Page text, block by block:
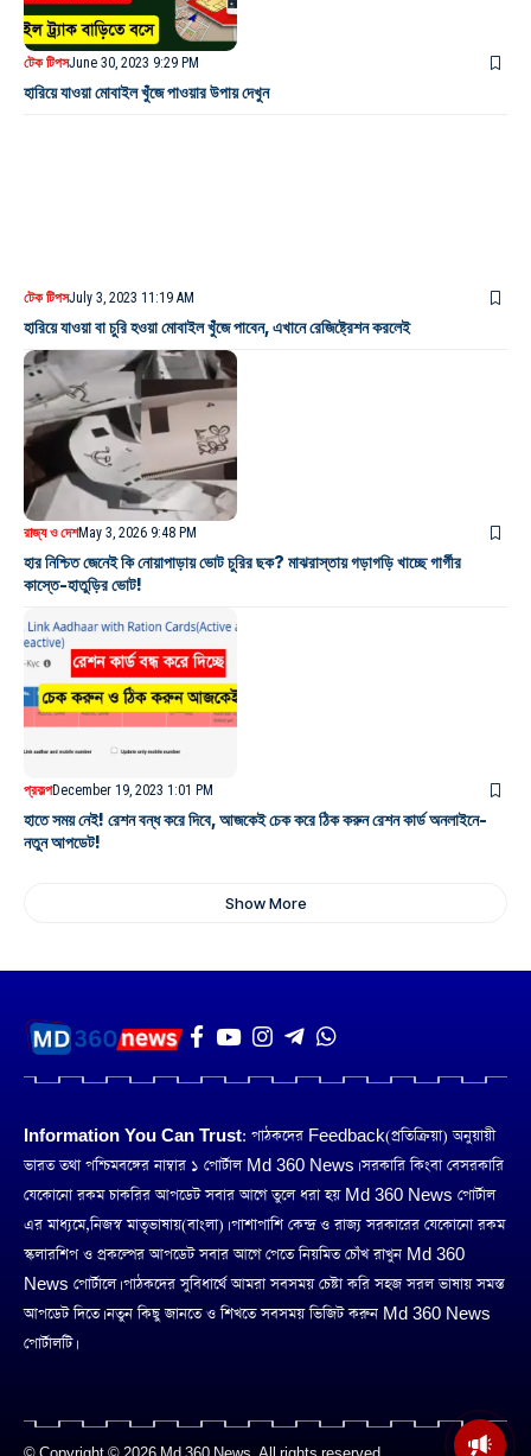
টেক টিপসJune 30, 2023 9:29 PM
হারিয়ে যাওয়া মোবাইল খুঁজে পাওয়ার উপায় দেখুন
টেক টিপসJuly 3, 2023 11:19 AM
হারিয়ে যাওয়া বা চুরি হওয়া মোবাইল খুঁজে পাবেন, এখানে রেজিষ্ট্রেশন করলেই
রাজ্য ও দেশMay 3, 2026 9:48 PM
হার নিশ্চিত জেনেই কি নোয়াপাড়ায় ভোট চুরির ছক? মাঝরাস্তায় গড়াগড়ি খাচ্ছে গার্গীর
কাস্তে-হাতুড়ির ভোট!
প্রকল্পDecember 19, 2023 1:01 PM
হাতে সময় নেই! রেশন বন্ধ করে দিবে, আজকেই চেক করে ঠিক করুন রেশন কার্ড অনলাইনে-
নতুন আপডেট!
Show More
Information You Can Trust: পাঠকদের Feedback(প্রতিক্রিয়া) অনুয়ায়ী
ভারত তথা পশ্চিমবঙ্গের নাম্বার ১ পোর্টাল Md 360 News। সরকারি কিংবা বেসরকারি
যেকোনো রকম চাকরির আপডেট সবার আগে তুলে ধরা হয় Md 360 News পোর্টাল
এর মাধ্যমে,নিজস্ব মাতৃভাষায়(বাংলা)। পাশাপাশি কেন্দ্র ও রাজ্য সরকারের যেকোনো রকম
স্কলারশিপ ও প্রকল্পের আপডেট সবার আগে পেতে নিয়মিত চোঁখ রাখুন Md 360
News পোর্টালে। পাঠকদের সুবিধার্থে আমরা সবসময় চেষ্টা করি সহজ সরল ভাষায় সমস্ত
আপডেট দিতে। নতুন কিছু জানতে ও শিখতে সবসময় ভিজিট করুন Md 360 News
পোর্টালটি।